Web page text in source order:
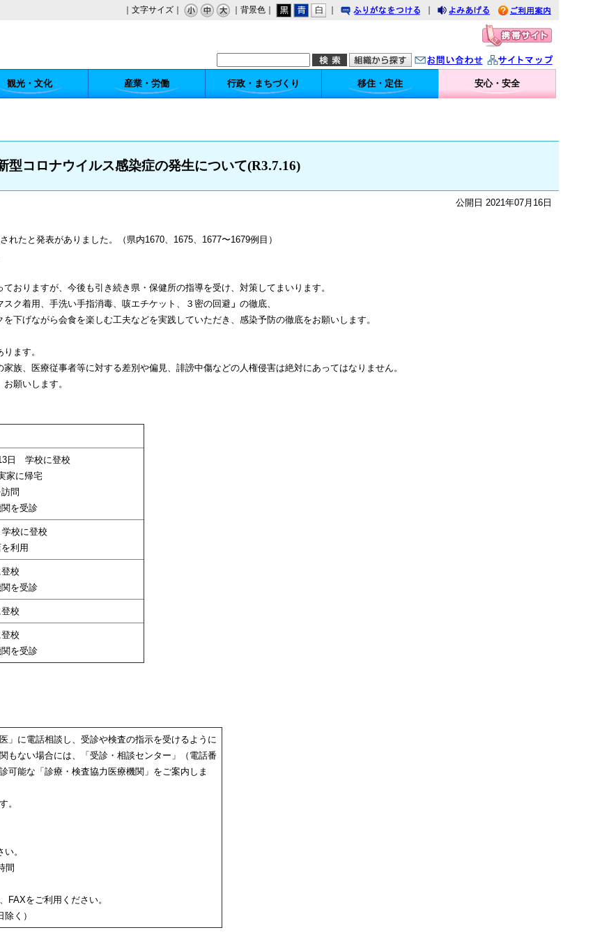
｜文字サイズ｜ ｜背景色｜
みあげる
利用案内
問い合わせ イトマップ
観光・文化 産業・労働 行政・まちづくり 移住・定住 安心・安全
型コロナウイルス感染症の発生について(R3.7.16)
公開日 2021年07月16日
たと発表がありました。（県内1670、1675、1677〜1679例目）
おりますが、今後も引き続き県・保健所の指導を受け、対策してまいります。
スク着用、手洗い手指消毒、咳エチケット、３密の回避 」 の徹底、
下げながら会食を楽しむ工夫などを実践していただき、感染予防の徹底をお願いします。
ます。
族、医療従事者等に対する差別や偏見、誹謗中傷などの人権侵害は絶対にあってはなりません。
願いします。
日 学校に登校
家に帰宅
問
を受診
校に登校
利用
校
を受診
校
校
を受診
」に電話相談し、受診や検査の指示を受けるように
もない場合には、「受診・相談センター」（電話番
可能な「診療・検査協力医療機関」をご案内しま
。
。
間
をご利用ください。
く）